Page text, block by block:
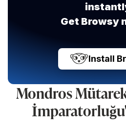
Get Browsy
Install
Mondros